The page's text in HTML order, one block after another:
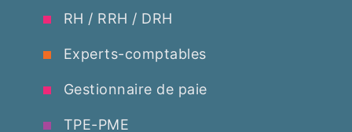
RH / RRH / DRH
Experts-comptables
Gestionnaire de paie
TPE-PME